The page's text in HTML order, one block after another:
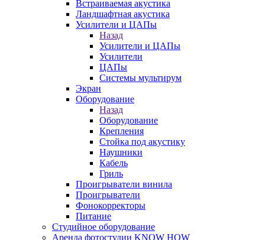
Встраиваемая акустика
Ландшафтная акустика
Усилители и ЦАПы
Назад
Усилители и ЦАПы
Усилители
ЦАПы
Системы мультирум
Экран
Оборудование
Назад
Оборудование
Крепления
Стойка под акустику
Наушники
Кабель
Гриль
Проигрыватели винила
Проигрыватели
Фонокорректоры
Питание
Студийное оборудование
Аренда фотостудии KNOW HOW